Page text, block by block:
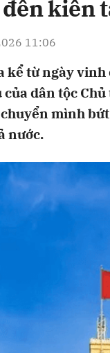
kiến
11:06
kể từ ngày
dân tộc
mình
nước.